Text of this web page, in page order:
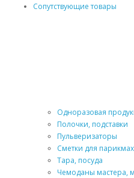
Сопутствующие товары
Одноразовая
Полочки, подставки
Пульверизаторы
Сметки для
Тара, посуда
Чемоданы мастера,